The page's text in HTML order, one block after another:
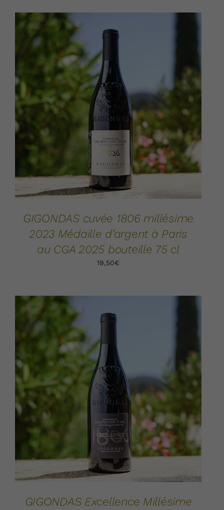
AJOUTER AU PANIER /
GIGONDAS cuvée 1806 millésime
2023 Médaille d’argent à Paris
au CGA 2025 bouteille 75 cl
19,50€
AJOUTER AU PANIER / DÉTAILS
GIGONDAS Excellence Millésime